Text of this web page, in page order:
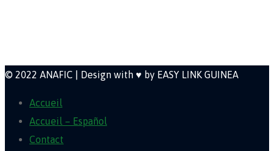
© 2022 ANAFIC | Design with ♥ by EASY LINK GUINEA
Accueil
Accueil – Español
Contact